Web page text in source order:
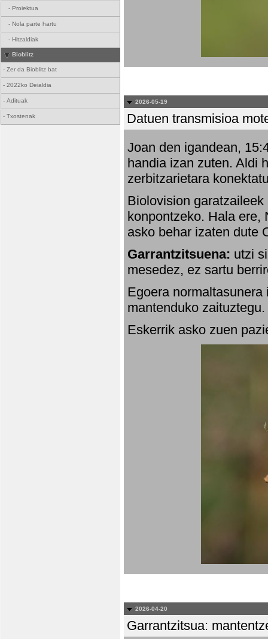
- Proiektua
- Nola parte hartu
- Hitzaldiak
Bioblitz
- Zer da Bioblitz bat
- 2022ko Deialdia
- Adituak
- Txostenak
2026-05-19
Datuen transmisioa
Joan den igandean,
handia izan zuten. Aldi
zerbitzarietara
Biolovision
konpontzeko. Hala ere,
asko behar izaten dute
Garrantzitsuena: utzi
mesedez, ez sartu
Egoera
mantenduko
Eskerrik asko zuen
2026-04-20
Garrantzitsua: